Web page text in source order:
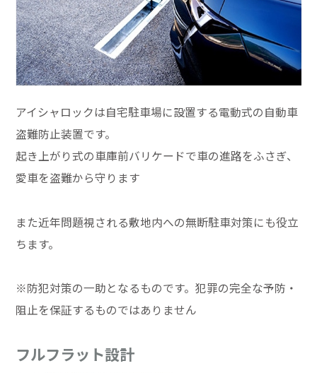
アイシャロックは自宅駐車場に設置する電動式の自動車
盗難防止装置です。
起き上がり式の車庫前バリケードで車の進路をふさぎ、
愛車を盗難から守ります
また近年問題視される敷地内への無断駐車対策にも役立
ちます。
※防犯対策の一助となるものです。犯罪の完全な予防・
阻止を保証するものではありません
フルフラット設計